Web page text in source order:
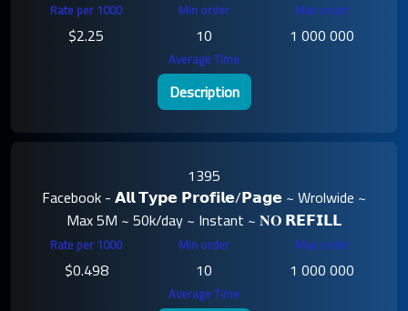
$2.25
10 1 000 000
Description
1395
Facebook - 𝗔𝗹𝗹 𝗧𝘆𝗽𝗲 𝗣𝗿𝗼𝗳𝗶𝗹𝗲/𝗣𝗮𝗴𝗲 ~ Wrolwide ~
Max 5M ~ 50k/day ~ Instant ~ 𝐍𝐎 𝗥𝗘𝗙𝗜𝗟𝗟
$0.498
10 1 000 000